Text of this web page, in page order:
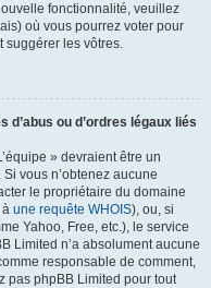
fonctionnalité, veuillez
où vous pourrez voter pour
suggérer les vôtres.
ou d’ordres légaux liés
» devraient être un
vous n’obtenez aucune
le propriétaire du domaine
à une requête WHOIS), ou, si
Yahoo, Free, etc.), le service
Limited n’a absolument aucune
responsable de comment,
pas phpBB Limited pour tout